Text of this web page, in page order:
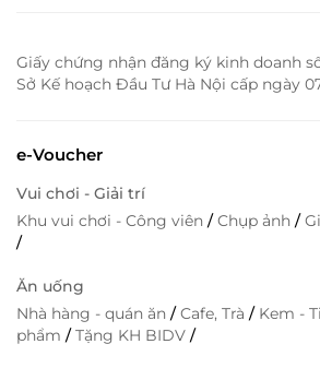
Giấy chứng nhận đăng ký kinh doanh
Sở Kế hoạch Đầu Tư Hà Nội cấp ngày
e-Voucher
Vui chơi - Giải trí
Khu vui chơi - Công viên /Chụp ảnh /
/
Ăn uống
Nhà hàng - quán ăn /Cafe, Trà / Kem -
phẩm /Tặng KH BIDV /